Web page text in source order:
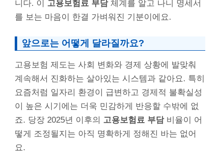
니다. 이 고용보험료 부담체계를 알고 나니 명세서
를 보는 마음이 한결 가벼워진 기분이에요.
앞으로는 어떻게 달라질까요?
고용보험 제도는 사회 변화와 경제 상황에 발맞춰
계속해서 진화하는 살아있는 시스템과 같아요. 특히
요즘처럼 일자리 환경이 급변하고 경제적 불확실성
이 높은 시기에는 더욱 민감하게 반응할 수밖에 없
죠. 당장 2025년 이후의 고용보험료 부담비율이 어
떻게 조정될지는 아직 명확하게 정해진 바는 없어
요.